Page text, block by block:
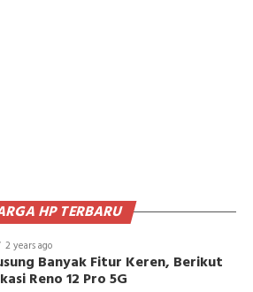
HP TERBARU
2 years ago
Banyak Fitur Keren, Berikut
Reno 12 Pro 5G